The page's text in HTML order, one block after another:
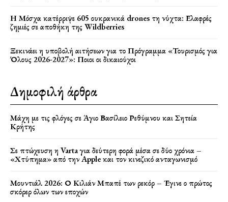
Η Μόσχα κατέρριψε 605 ουκρανικά drones τη νύχτα: Ελαφρές
ζημιές σε αποθήκη της Wildberries
Ξεκινάει η υποβολή αιτήσεων για το Πρόγραμμα «Τουρισμός για
Όλους 2026-2027»: Ποιοι οι δικαιούχοι
Δημοφιλή άρθρα
Μάχη με τις φλόγες σε Άγιο Βασίλειο Ρεθύμνου και Σητεία
Κρήτης
Σε πτώχευση η Varta για δεύτερη φορά μέσα σε δύο χρόνια –
«Χτύπημα» από την Apple και τον κινεζικό ανταγωνισμό
Μουντιάλ 2026: Ο Κιλιάν Μπαπέ των ρεκόρ – Έγινε ο πρώτος
σκόρερ όλων των εποχών